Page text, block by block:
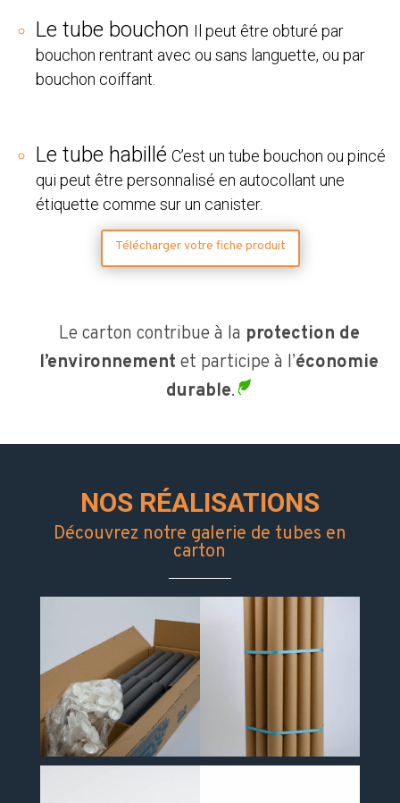
Le tube bouchon Il peut être obturé par
bouchon rentrant avec ou sans languette, ou par
bouchon coiffant.
Le tube habillé C’est un tube bouchon ou pincé
qui peut être personnalisé en autocollant une
étiquette comme sur un canister.
Télécharger votre fiche produit
Le carton contribue à la protection de
l’environnement et participe à l’économie
durable.
NOS RÉALISATIONS
Découvrez notre galerie de tubes en
carton